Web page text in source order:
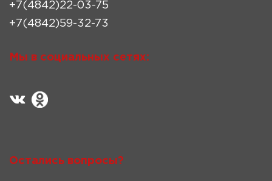
+7(4842)22-03-75
+7(4842)59-32-73
Мы в социальных сетях:
Остались вопросы?